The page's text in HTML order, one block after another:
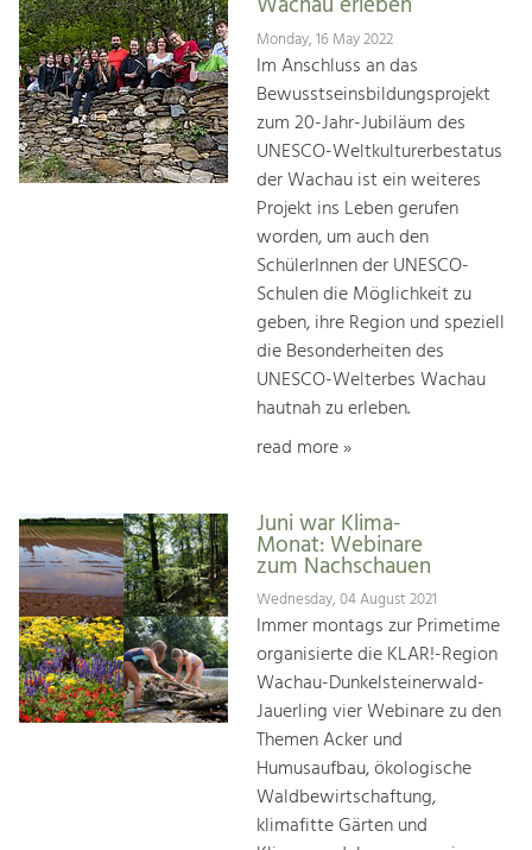
Monday, 16 May 2022
Im Anschluss an das
Bewusstseinsbildungsprojekt
zum 20-Jahr-Jubiläum des
UNESCO-Weltkulturerbestatus
der Wachau ist ein weiteres
Projekt ins Leben gerufen
worden, um auch den
SchülerInnen der UNESCO-
Schulen die Möglichkeit zu
geben, ihre Region und speziell
die Besonderheiten des
UNESCO-Welterbes Wachau
hautnah zu erleben.
read more »
Juni war Klima-
Monat: Webinare
zum Nachschauen
Wednesday, 04 August 2021
Immer montags zur Primetime
organisierte die KLAR!-Region
Wachau-Dunkelsteinerwald-
Jauerling vier Webinare zu den
Themen Acker und
Humusaufbau, ökologische
Waldbewirtschaftung,
klimafitte Gärten und